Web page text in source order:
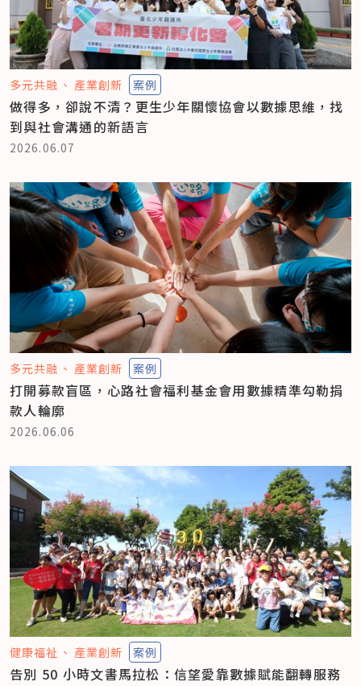
多元共融 產業創新 案例
做得多，卻說不清？更生少年關懷協會以數據思維，找
到與社會溝通的新語言
2026.06.07
多元共融 產業創新 案例
打開募款盲區，心路社會福利基金會用數據精準勾勒捐
款人輪廓
2026.06.06
健康福祉 產業創新 案例
告別 50 小時文書馬拉松：信望愛靠數據賦能翻轉服務